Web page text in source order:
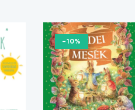
-10%